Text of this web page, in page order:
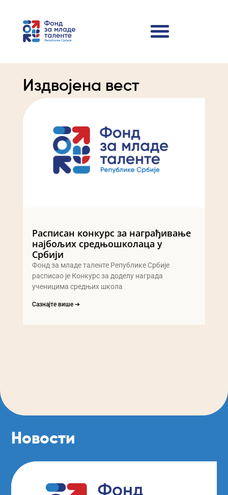
Издвојена вест
Расписан конкурс за награђивање
најбољих средњошколаца у
Србији
Фонд за младе таленте Републике Србије
расписао је Конкурс за доделу награда
ученицима средњих школа
Сазнајте више ➔
Новости